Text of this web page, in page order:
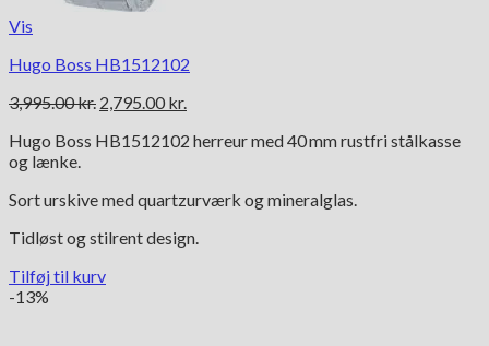
Vis
Hugo Boss HB1512102
3,995.00kr. Den
pris
2,795.00 kr.
pris
Hugo Boss HB1512102 herreur med 40 mm rustfri stålkasse
og lænke.
Sort urskive med quartzurværk og mineralglas.
Tidløst og stilrent design.
Tilføj til kurv
-13%